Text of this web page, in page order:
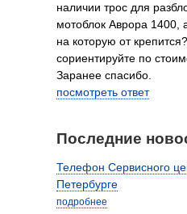
наличии трос для
мотоблок Аврора 1400,
на которую от
сориентируйте по
Заранее спасибо.
посмотреть ответ
Последние
Телефон Сервисного
Петербурге
подробнее